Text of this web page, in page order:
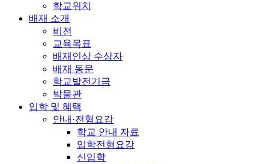
학교위치
배재 소개
비전
교육목표
배재인상 수상자
배재 동문
학교발전기금
박물관
입학 및 혜택
안내·전형요강
학교 안내 자료
입학전형요강
신입학